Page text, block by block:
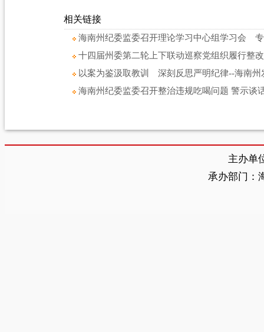
相关链接
海南州纪委监委召开理论学习中心组学习会
十四届州委第二轮上下联动巡察党组织履行整
以案为鉴汲取教训 深刻反思严明纪律--海南
海南州纪委监委召开整治违规吃喝问题 警示谈
主办单
承办部门：